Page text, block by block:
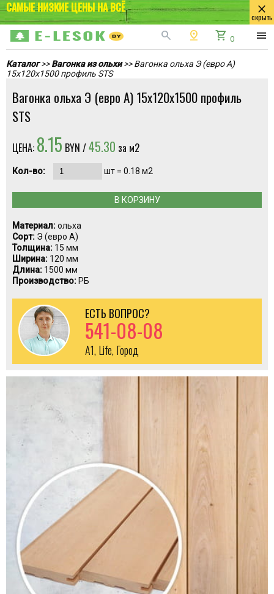
САМЫЕ НИЗКИЕ ЦЕНЫ НА ВСЁ close
скрыть
search pin_drop shopping_cart 0 menu
Каталог>>Вагонка из ольхи >> Вагонка ольха Э (евро А)
15х120х1500 профиль STS
Вагонка ольха Э (евро А) 15х120х1500 профиль
STS
ЦЕНА: 8.15 BYN /45.30 за м2
Кол-во: шт = 0.18 м2
В КОРЗИНУ
Материал:ольха
Сорт: Э (евро А)
Толщина: 15 мм
Ширина: 120 мм
Длина: 1500 мм
Производство: РБ
ЕСТЬ ВОПРОС?
541-08-08
A1, Life, Город